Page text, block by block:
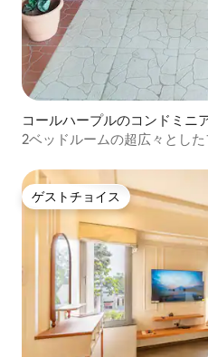
コールハープルのコンドミニ
2ベッドルームの超広々とし
ゲストチョイス
ゲストチョイス